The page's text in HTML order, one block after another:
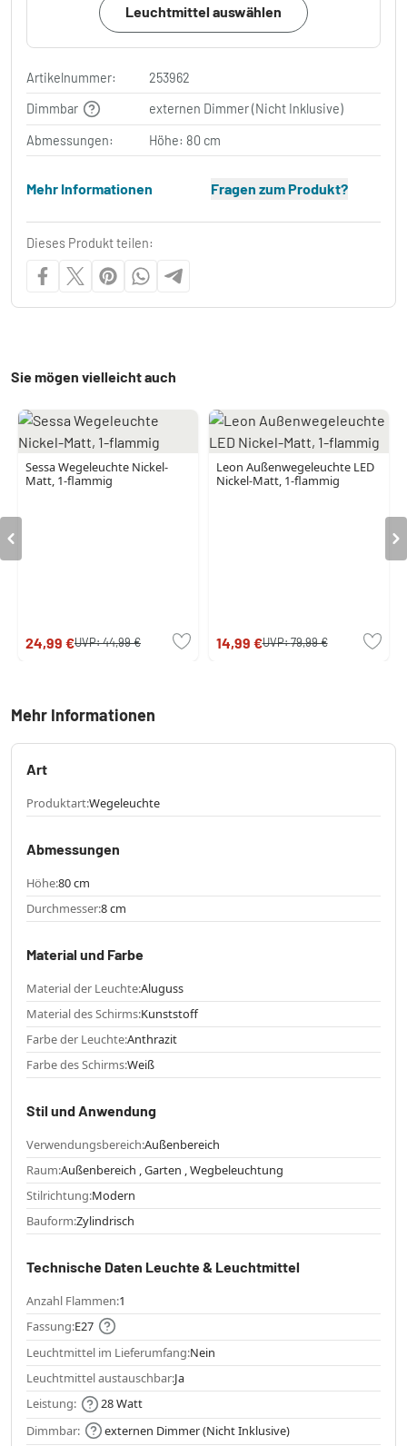
Leuchtmittel auswählen
Artikelnummer:
253962
Dimmbar
externen Dimmer (Nicht Inklusive)
Abmessungen: Höhe: 80 cm
Mehr Informationen Fragen zum Produkt?
Dieses Produkt teilen:
Sie mögen vielleicht auch
Sessa Wegeleuchte Nickel-
Matt, 1-flammig
24,99 €UVP:44,99 €
Leon Außenwegeleuchte LED
Nickel-Matt, 1-flammig
14,99 €UVP:79,99 €
Mehr Informationen
Art
Produktart:Wegeleuchte
Abmessungen
Höhe:80 cm
Durchmesser:8 cm
Material und Farbe
Material der Leuchte:Aluguss
Material des Schirms:Kunststoff
Farbe der Leuchte:Anthrazit
Farbe des Schirms:Weiß
Stil und Anwendung
Verwendungsbereich:Außenbereich
Raum:Außenbereich , Garten , Wegbeleuchtung
Stilrichtung:Modern
Bauform:Zylindrisch
Technische Daten Leuchte & Leuchtmittel
Anzahl Flammen:1
Fassung:E27
Leuchtmittel im Lieferumfang:Nein
Leuchtmittel austauschbar:Ja
Leistung:
28 Watt
Dimmbar:
externen Dimmer (Nicht Inklusive)